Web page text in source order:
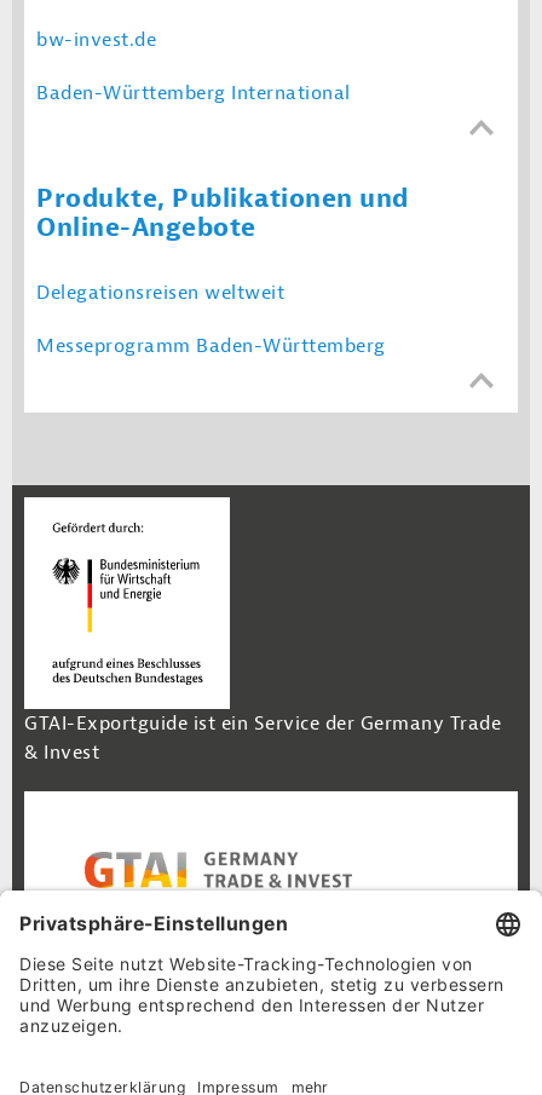
bw-invest.de
Baden-Württemberg International
Produkte, Publikationen und
Online-Angebote
Delegationsreisen weltweit
Messeprogramm Baden-Württemberg
GTAI-Exportguide ist ein Service der Germany Trade
& Invest
Footer Navigation
Inhalt
Cookie-Einstellungen
Datenschutz